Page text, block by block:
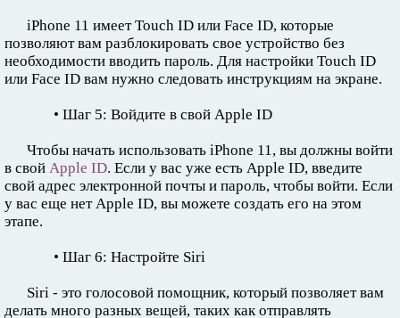
iPhone 11 имеет Touch ID или Face ID, которые
позволяют вам разблокировать свое устройство без
необходимости вводить пароль. Для настройки Touch ID
или Face ID вам нужно следовать инструкциям на экране.
• Шаг 5: Войдите в свой Apple ID
Чтобы начать использовать iPhone 11, вы должны войти
в свой Apple ID. Если у вас уже есть Apple ID, введите
свой адрес электронной почты и пароль, чтобы войти. Если
у вас еще нет Apple ID, вы можете создать его на этом
этапе.
• Шаг 6: Настройте Siri
Siri - это голосовой помощник, который позволяет вам
делать много разных вещей, таких как отправлять